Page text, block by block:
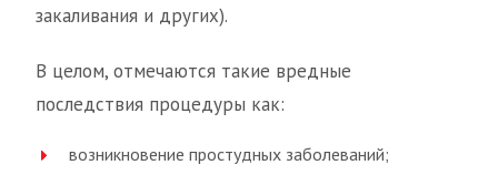
закаливания и других).
В целом, отмечаются такие вредные
последствия процедуры как:
возникновение простудных заболеваний;